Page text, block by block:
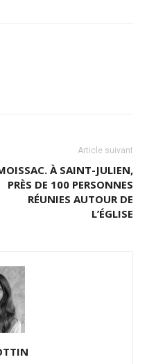
Article suivant
À SAINT-JULIEN,
PRÈS DE 100 PERSONNES
RÉUNIES AUTOUR DE
L’ÉGLISE